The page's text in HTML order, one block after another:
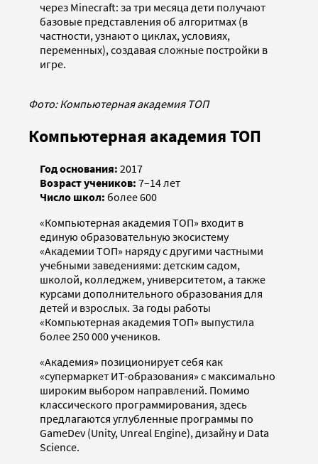
через Minecraft: за три месяца дети получают
базовые представления об алгоритмах (в
частности, узнают о циклах, условиях,
переменных), создавая сложные постройки в
игре.
Фото: Компьютерная академия ТОП
Компьютерная академия ТОП
Год основания: 2017
Возраст учеников: 7–14 лет
Число школ: более 600
«Компьютерная академия ТОП» входит в
единую образовательную экосистему
«Академии ТОП» наряду с другими частными
учебными заведениями: детским садом,
школой, колледжем, университетом, а также
курсами дополнительного образования для
детей и взрослых. За годы работы
«Компьютерная академия ТОП» выпустила
более 250 000 учеников.
«Академия» позиционирует себя как
«супермаркет ИТ-образования» с максимально
широким выбором направлений. Помимо
классического программирования, здесь
предлагаются углубленные программы по
GameDev (Unity, Unreal Engine), дизайну и Data
Science.